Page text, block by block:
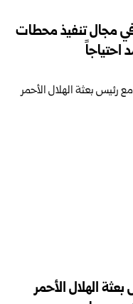
مجال تنفيذ محطات
احتياجاً
الهلال الأحمر